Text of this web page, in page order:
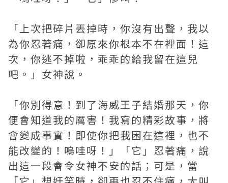
「上次把碎片丟掉時，你沒有出聲，我以
為你忍著痛，卻原來你根本不在裡面！這
次，你逃不掉啦，乖乖的給我留在這兒
吧。」女神說。
「你別得意！到了海威王子結婚那天，你
便會知道我的厲害！我寫的精彩故事，將
會變成事實！即使你把我困在這裡，也不
能改變的！嗚哇呀！」「它」忍著痛，說
出這一段會令女神不安的話；可是，當